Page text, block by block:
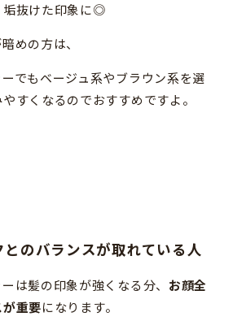
垢抜けた印象に◎
めの方は、
でもベージュ系やブラウン系を選
すくなるのでおすすめですよ。
とのバランスが取れている人
は髪の印象が強くなる分、 お顔全
重要になります。